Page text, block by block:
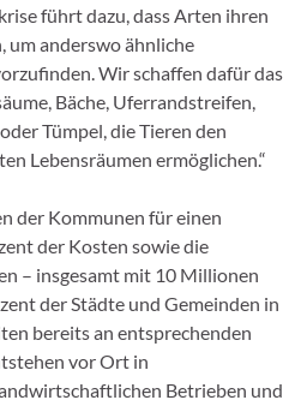
führt dazu, dass Arten ihren
um anderswo ähnliche
Wir schaffen dafür das
Bäche, Uferrandstreifen,
Tümpel, die Tieren den
Lebensräumen ermöglichen.“
der Kommunen für einen
der Kosten sowie die
– insgesamt mit 10 Millionen
der Städte und Gemeinden in
bereits an entsprechenden
vor Ort in
Betrieben und